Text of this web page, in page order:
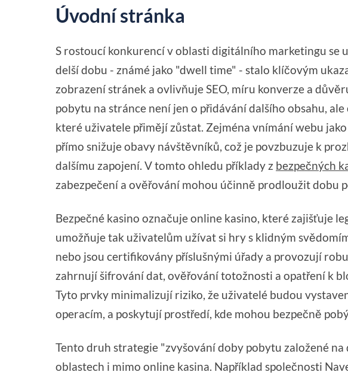
Úvodní stránka
S rostoucí konkurencí v oblasti digitálního marketingu se
delší dobu - známé jako "dwell time" - stalo klíčovým
zobrazení stránek a ovlivňuje SEO, míru konverze a
pobytu na stránce není jen o přidávání dalšího obsahu,
které uživatele přimějí zůstat. Zejména vnímání webu
přímo snižuje obavy návštěvníků, což je povzbuzuje k
dalšímu zapojení. V tomto ohledu příklady z bezpečných
zabezpečení a ověřování mohou účinně prodloužit dobu
Bezpečné kasino označuje online kasino, které zajišťuje
umožňuje tak uživatelům užívat si hry s klidným
nebo jsou certifikovány příslušnými úřady a provozují
zahrnují šifrování dat, ověřování totožnosti a opatření k
Tyto prvky minimalizují riziko, že uživatelé budou
operacím, a poskytují prostředí, kde mohou bezpečně
Tento druh strategie "zvyšování doby pobytu založené
oblastech i mimo online kasina. Například společnosti